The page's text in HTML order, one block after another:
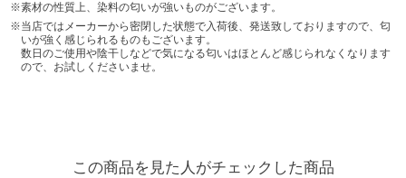
素材の性質上、染料の匂いが強いものがございます。
当店ではメーカーから密閉した状態で入荷後、発送致しておりますので、匂
いが強く感じられるものもございます。
数日のご使用や陰干しなどで気になる匂いはほとんど感じられなくなります
ので、お試しくださいませ。
この商品を見た人がチェックした商品